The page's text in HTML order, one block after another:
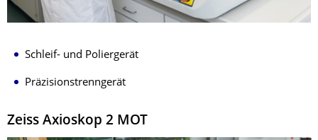
Schleif- und Poliergerät
Präzisionstrenngerät
Zeiss Axioskop 2 MOT